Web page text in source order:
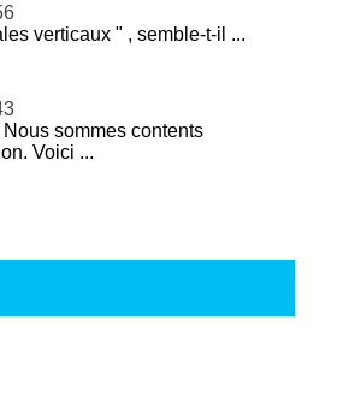
verticaux " , semble-t-il ...
sommes contents
Voici ...